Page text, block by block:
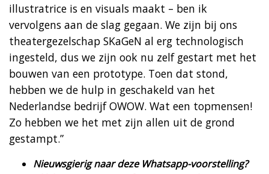
illustratrice is en visuals maakt – ben ik
vervolgens aan de slag gegaan. We zijn bij ons
theatergezelschap SKaGeN al erg technologisch
ingesteld, dus we zijn ook nu zelf gestart met het
bouwen van een prototype. Toen dat stond,
hebben we de hulp in geschakeld van het
Nederlandse bedrijf OWOW. Wat een topmensen!
Zo hebben we het met zijn allen uit de grond
gestampt.”
Nieuwsgierig naar deze Whatsapp-voorstelling?